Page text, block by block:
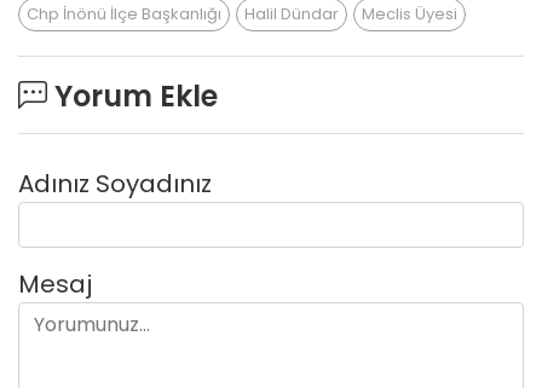
Chp İnönü İlçe Başkanlığı Halil Dündar Meclis Üyesi
Yorum Ekle
Adınız Soyadınız
Mesaj